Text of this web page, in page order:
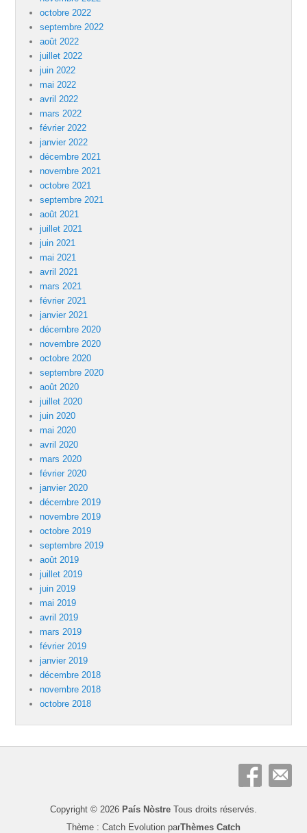
octobre 2022
septembre 2022
août 2022
juillet 2022
juin 2022
mai 2022
avril 2022
mars 2022
février 2022
janvier 2022
décembre 2021
novembre 2021
octobre 2021
septembre 2021
août 2021
juillet 2021
juin 2021
mai 2021
avril 2021
mars 2021
février 2021
janvier 2021
décembre 2020
novembre 2020
octobre 2020
septembre 2020
août 2020
juillet 2020
juin 2020
mai 2020
avril 2020
mars 2020
février 2020
janvier 2020
décembre 2019
novembre 2019
octobre 2019
septembre 2019
août 2019
juillet 2019
juin 2019
mai 2019
avril 2019
mars 2019
février 2019
janvier 2019
décembre 2018
novembre 2018
octobre 2018
Copyright © 2026 País Nòstre Tous droits réservés.
Thème : Catch Evolution parThèmes Catch